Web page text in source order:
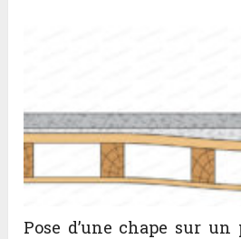
Pose d’une chape sur